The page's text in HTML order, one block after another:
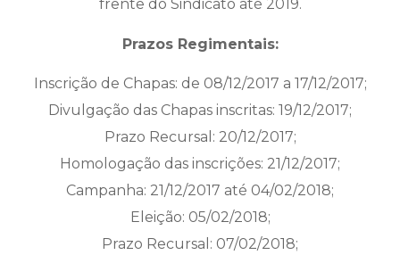
frente do Sindicato até 2019.
Prazos Regimentais:
Inscrição de Chapas: de 08/12/2017 a 17/12/2017;
Divulgação das Chapas inscritas: 19/12/2017;
Prazo Recursal: 20/12/2017;
Homologação das inscrições: 21/12/2017;
Campanha: 21/12/2017 até 04/02/2018;
Eleição: 05/02/2018;
Prazo Recursal: 07/02/2018;